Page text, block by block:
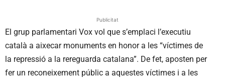
Publicitat
El grup parlamentari Vox vol que s’emplaci l’executiu
català a aixecar monuments en honor a les “víctimes de
la repressió a la rereguarda catalana”. De fet, aposten per
fer un reconeixement públic a aquestes víctimes i a les